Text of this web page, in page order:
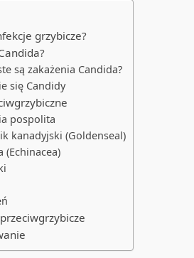
grzybicze?
są zakażenia Candida?
się Candidy
pospolita
kanadyjski (Goldenseal)
(Echinacea)